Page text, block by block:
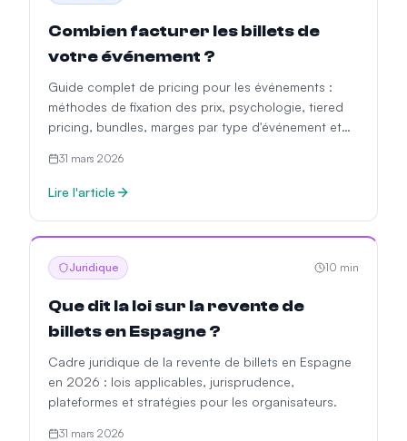
Combien facturer les billets de
votre événement ?
Guide complet de pricing pour les événements :
méthodes de fixation des prix, psychologie, tiered
pricing, bundles, marges par type d'événement et
31 mars 2026
Lire l'article
Juridique 10 min
Que dit la loi sur la revente de
billets en Espagne ?
Cadre juridique de la revente de billets en Espagne
en 2026 : lois applicables, jurisprudence,
plateformes et stratégies pour les organisateurs.
31 mars 2026